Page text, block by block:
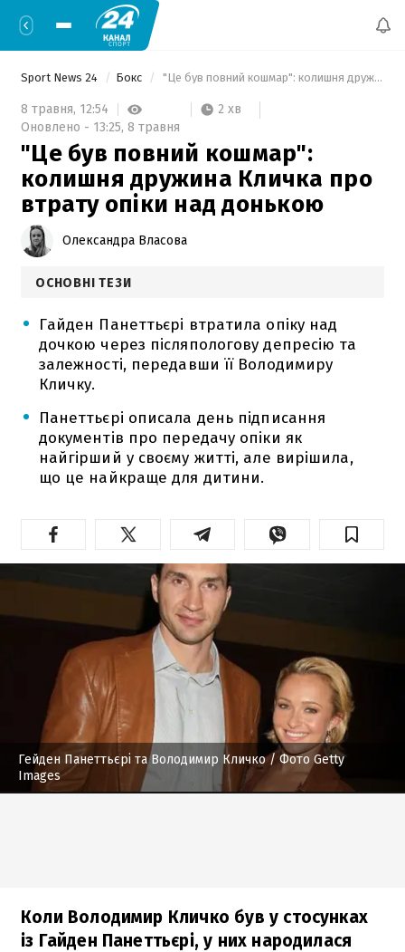
Sport News 24 Бокс "Це був повний кошмар": колишня дружина Кличка про втрату опіки над донькою
8 травня, 12:54
2 хв
Оновлено - 13:25, 8 травня
"Це був повний кошмар":
колишня дружина Кличка про
втрату опіки над донькою
Олександра Власова
ОСНОВНІ ТЕЗИ
Гайден Панеттьєрі втратила опіку над
дочкою через післяпологову депресію та
залежності, передавши її Володимиру
Кличку.
Панеттьєрі описала день підписання
документів про передачу опіки як
найгірший у своєму житті, але вирішила,
що це найкраще для дитини.
Гейден Панеттьєрі та Володимир Кличко/ Фото Getty
Images
Коли Володимир Кличко був у стосунках
із Гайден Панеттьєрі, у них народилася